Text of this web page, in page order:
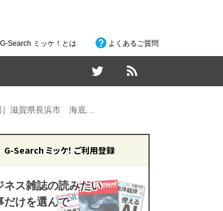
G-Search ミッケ！とは よくあるご質問
滋賀県長浜市 海底…
G-Search ミッケ！ ご利用登録
ネス雑誌の読みたい
だけを選んで